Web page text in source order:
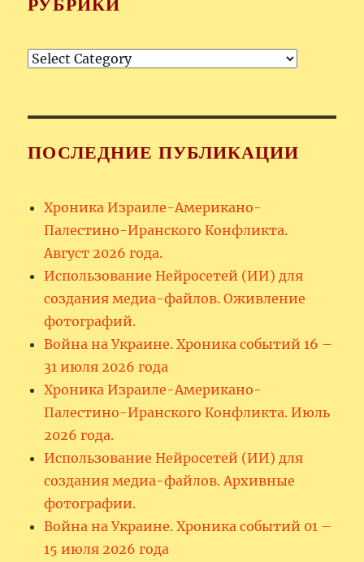
РУБРИКИ
Рубрики
ПОСЛЕДНИЕ ПУБЛИКАЦИИ
Хроника Израиле-Американо-
Палестино-Иранского Конфликта.
Август 2026 года.
Использование Нейросетей (ИИ) для
создания медиа-файлов. Оживление
фотографий.
Война на Украине. Хроника событий 16 –
31 июля 2026 года
Хроника Израиле-Американо-
Палестино-Иранского Конфликта. Июль
2026 года.
Использование Нейросетей (ИИ) для
создания медиа-файлов. Архивные
фотографии.
Война на Украине. Хроника событий 01 –
15 июля 2026 года